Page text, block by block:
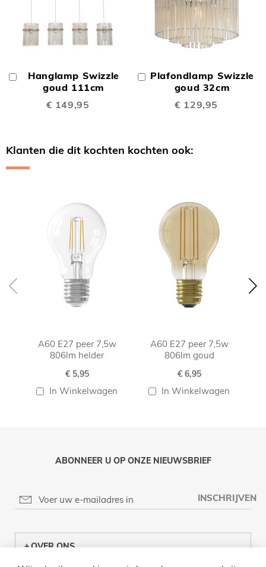
Hanglamp Swizzle
goud 111cm
€ 149,95
Winkelwagen
Plafondlamp Swizzle
goud 32cm
€ 129,95
In
Winkelwagen
Klanten die dit kochten kochten ook:
A60 E27 peer 7,5w
806lm helder
€ 5,95
In Winkelwagen
A60 E27 peer 7,5w
806lm goud
€ 6,95
In Winkelwagen
ABONNEER U OP ONZE NIEUWSBRIEF
INSCHRIJVEN
OVER ONS